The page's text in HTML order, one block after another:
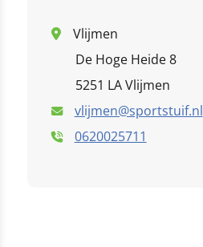
Lambertusschool
Vlijmen
De Hoge Heide 8
5251 LA Vlijmen
vlijmen@sportstuif.nl
0620025711